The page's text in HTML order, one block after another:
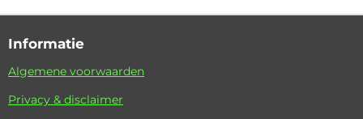
Informatie
Algemene voorwaarden
Privacy & disclaimer